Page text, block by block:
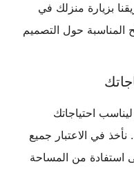
بزيارة منزلك في
المناسبة حول التصميم
احتياجاتك
في الاعتبار جميع
استفادة من المساحة